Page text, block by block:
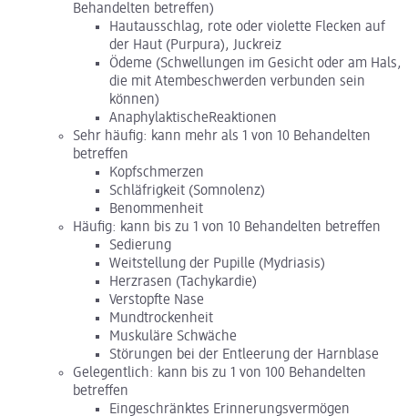
Behandelten betreffen)
Hautausschlag, rote oder violette Flecken auf
der Haut (Purpura), Juckreiz
Ödeme (Schwellungen im Gesicht oder am Hals,
die mit Atembeschwerden verbunden sein
können)
AnaphylaktischeReaktionen
Sehr häufig: kann mehr als 1 von 10 Behandelten
betreffen
Kopfschmerzen
Schläfrigkeit (Somnolenz)
Benommenheit
Häufig: kann bis zu 1 von 10 Behandelten betreffen
Sedierung
Weitstellung der Pupille (Mydriasis)
Herzrasen (Tachykardie)
Verstopfte Nase
Mundtrockenheit
Muskuläre Schwäche
Störungen bei der Entleerung der Harnblase
Gelegentlich: kann bis zu 1 von 100 Behandelten
betreffen
Eingeschränktes Erinnerungsvermögen